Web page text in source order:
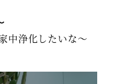
中浄化したいな～